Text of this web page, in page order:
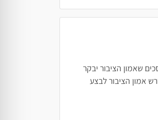
שאמון הציבור יבקר
אמון הציבור לבצע